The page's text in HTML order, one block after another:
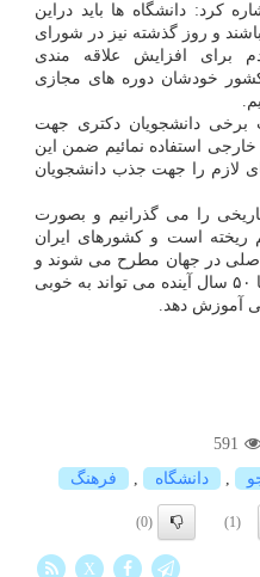
کرد: دانشگاه ها باید دراین
و روز گذشته نیز در شورای
برای افزایش علاقه مندی
خودشان دوره های مجازی
برخی دانشجویان دکتری جهت
استفاده نمائیم ضمن این
لازم را جهت جذب دانشجویان
را می گذرانیم و بصورت
است و کشورهای ایران
در جهان مطرح می شوند و
ایران به عنوان کشور مهم در آسیا تا ۵۰ سال آینده می تواند به خوبی
آموزش دهد.
591
دانشگاه فرهنگ
(1)
(0)
X